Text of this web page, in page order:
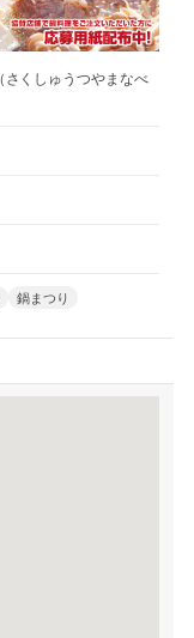
くしゅうつやまなべ
鍋まつり